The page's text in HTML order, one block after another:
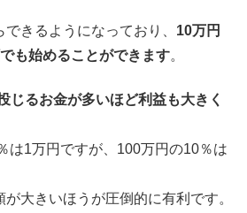
きるようになっており、 10万円
も始めることができます。
じるお金が多いほど利益も大きく
は1万円ですが、100万円の10％は
大きいほうが圧倒的に有利です。